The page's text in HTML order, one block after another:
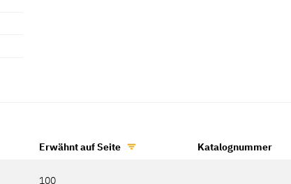
Erwähnt auf Seite Katalognummer
100